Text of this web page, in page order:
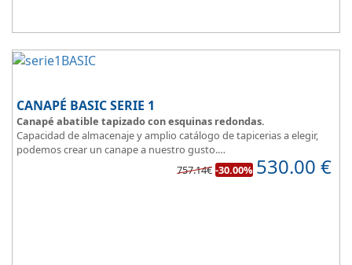
CANAPÉ BASIC SERIE 1
Canapé abatible tapizado con esquinas redondas.
Capacidad de almacenaje y amplio catálogo de tapicerias a elegir,
podemos crear un canape a nuestro gusto.
Diseño, elegancia y funcionalidad se unen para ofrecerte la base del
757.14€ -30.00% 530.00 €